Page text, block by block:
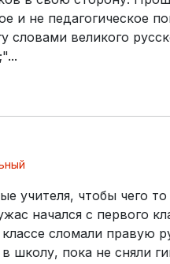
и не педагогическое
словами великого
учителя, чтобы чего
начался с первого
сломали правую
школу, пока не сняли